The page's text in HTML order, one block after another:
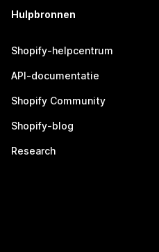
Hulpbronnen
Shopify-helpcentrum
API-documentatie
Shopify Community
Shopify-blog
Research